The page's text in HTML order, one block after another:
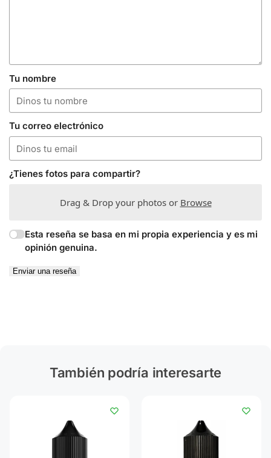
Tu nombre
Tu correo electrónico
¿Tienes fotos para compartir?
Drag & Drop your photos or Browse
Esta reseña se basa en mi propia experiencia y es mi
opinión genuina.
Enviar una reseña
También podría interesarte